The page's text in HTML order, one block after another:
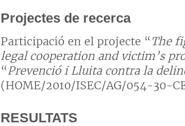
Projectes de recerca
Participació en el projecte “The
legal cooperation and victim’s
“Prevenció i Lluita contra la
(HOME/2010/ISEC/AG/054-30-
RESULTATS